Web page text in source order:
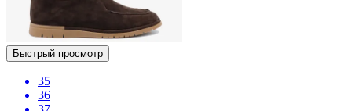
Быстрый просмотр
35
36